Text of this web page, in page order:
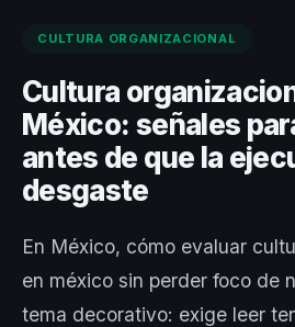
CULTURA ORGANIZACIONAL
Cultura
México: señales
antes de que la
desgaste
En México, cómo evaluar
en méxico sin perder foco de
tema decorativo: exige leer